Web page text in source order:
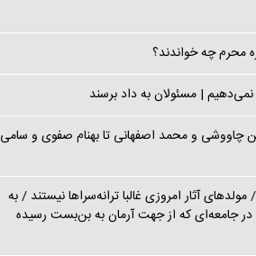
محرم چه خواندند؟
| مسئولان به داد برسند
چاووشی و محمد اصفهانی تا بهنام صفوی و سامی
آثار امروزی غالبا ترانه‌سراها نیستند / به
جامعه‌ای که از جهت آرمان به بن‌بست رسیده